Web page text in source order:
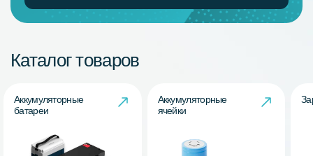
Каталог товаров
Аккумуляторные
батареи
Аккумуляторные
ячейки